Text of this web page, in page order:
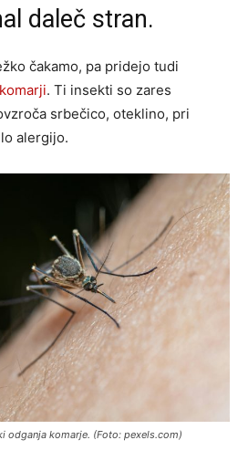
daleč stran.
čakamo, pa pridejo tudi
komarji. Ti insekti so zares
srbečico, oteklino, pri
alergijo.
odganja komarje. (Foto: pexels.com)